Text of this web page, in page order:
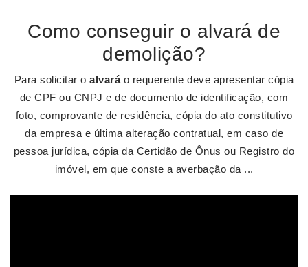
Como conseguir o alvará de
demolição?
Para solicitar o alvaráo requerente deve apresentar cópia
de CPF ou CNPJ e de documento de identificação, com
foto, comprovante de residência, cópia do ato constitutivo
da empresa e última alteração contratual, em caso de
pessoa jurídica, cópia da Certidão de Ônus ou Registro do
imóvel, em que conste a averbação da ...